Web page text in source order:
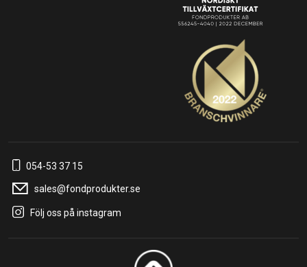
054-53 37 15
sales@fondprodukter.se
Följ oss på instagram